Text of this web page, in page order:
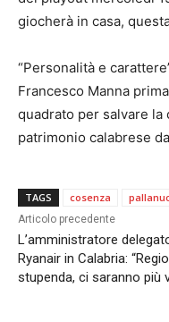
giocherà in casa,
“Personalità e
Francesco Manna
quadrato per salvare la
patrimonio calabrese
TAGS cosenza
Articolo precedente
L’amministratore
Ryanair in Calabria:
stupenda, ci saranno più